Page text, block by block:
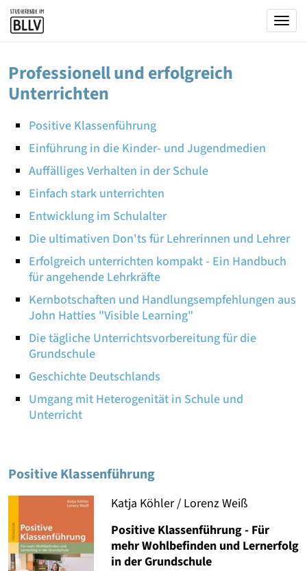
Professionell und erfolgreich
Unterrichten
Positive Klassenführung
Einführung in die Kinder- und Jugendmedien
Auffälliges Verhalten in der Schule
Einfach stark unterrichten
Entwicklung im Schulalter
Die ultimativen Don'ts für Lehrerinnen und Lehrer
Erfolgreich unterrichten kompakt - Ein Handbuch
für angehende Lehrkräfte
Kernbotschaften und Handlungsempfehlungen aus
John Hatties "Visible Learning"
Die tägliche Unterrichtsvorbereitung für die
Grundschule
Geschichte Deutschlands
Umgang mit Heterogenität in Schule und
Unterricht
Positive Klassenführung
Katja Köhler / Lorenz Weiß
Positive Klassenführung - Für
mehr Wohlbefinden und Lernerfolg
in der Grundschule